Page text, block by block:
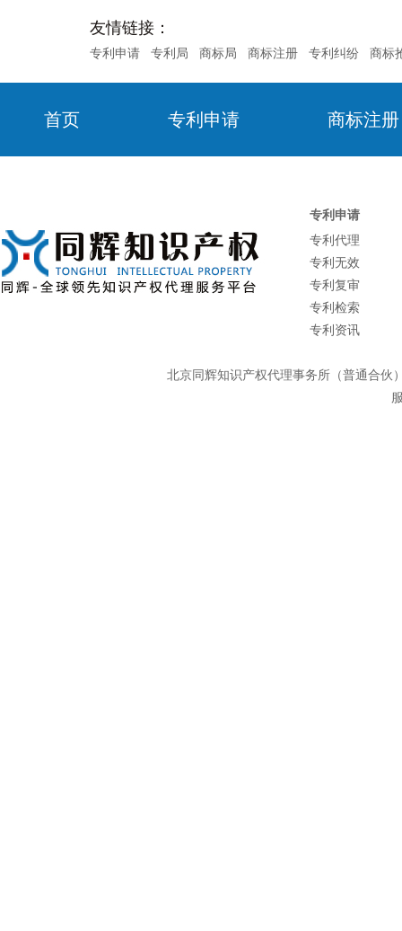
友情链接：
专利申请 专利局 商标局 商标注册 专利纠纷 商标
首页 专利申请 商标注册
专利申请
专利代理
专利无效
专利复审
专利检索
专利资讯
北京同辉知识产权代理事务所（普通合